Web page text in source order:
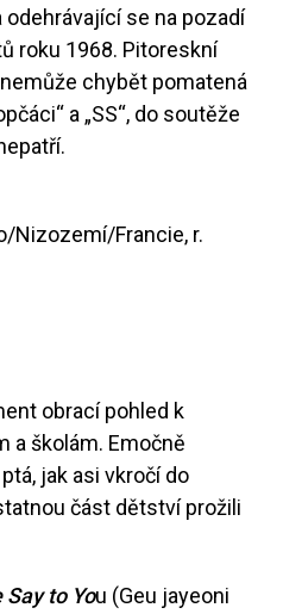
odehrávající se na pozadí
roku 1968. Pitoreskní
chybět pomatená
a „SS“, do soutěže
Nizozemí/Francie, r.
obrací pohled k
a školám. Emočně
jak asi vkročí do
část dětství prožili
to You (Geu jayeoni